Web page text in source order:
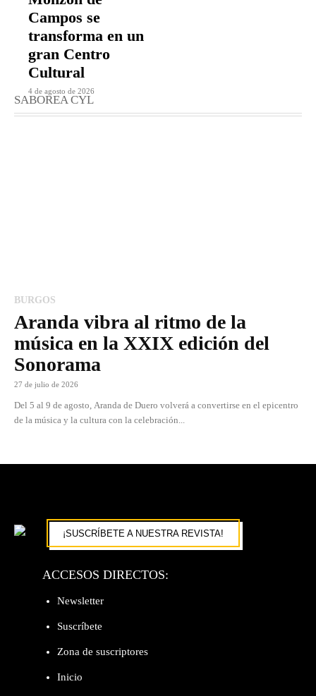
Campos se
transforma en un
gran Centro
Cultural
4 de agosto de 2026
SABOREA CYL
BURGOS
Aranda vibra al ritmo de la
música en la XXIX edición del
Sonorama
27 de julio de 2026
Del 5 al 9 de agosto, Aranda de Duero volverá a convertirse en el epicentro
de la música y la cultura con la celebración...
¡SUSCRÍBETE A NUESTRA REVISTA!
ACCESOS DIRECTOS:
Newsletter
Suscríbete
Zona de suscriptores
Inicio